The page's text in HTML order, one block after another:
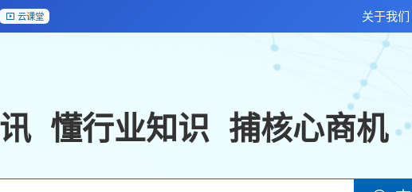
云课堂 关于我们
懂行业知识 捕核心商机